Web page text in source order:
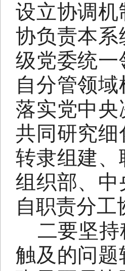
设立协调
协负责本
级党委统
自分管领
落实党中
共同研究
转隶组建
组织部、
自职责分
二要坚
触及的问